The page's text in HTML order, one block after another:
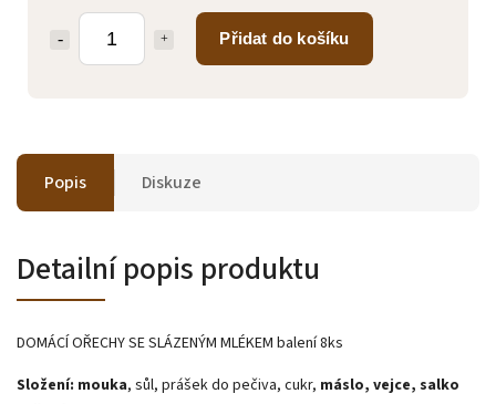
Přidat do košíku
Popis Diskuze
Detailní popis produktu
DOMÁCÍ OŘECHY SE SLÁZENÝM MLÉKEM balení 8ks
Složení: mouka, sůl, prášek do pečiva, cukr, máslo, vejce, salko